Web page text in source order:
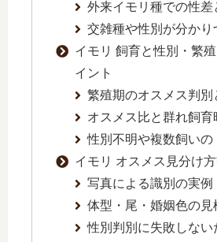
外来イモリ種での性差
交雑種や性別が分かり
イモリ 飼育と性別・繁
イント
繁殖期のオスメス判別
オスメス比と群れ飼育
性別不明や複数飼いの
イモリ オスメス見分け
写真による識別の実例
体型・尾・婚姻色の見
性別判別に失敗しない